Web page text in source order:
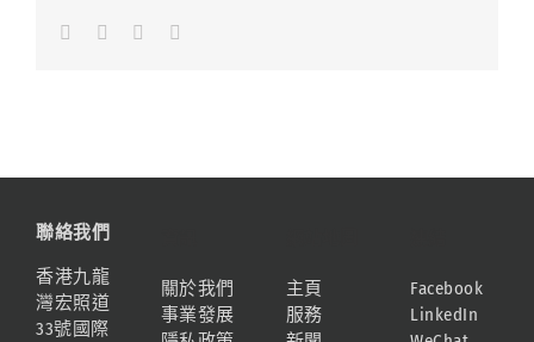
FacebookLinkedInWhatsapp
聯絡我們
香港九龍
灣宏照道
33號國際
關於我們
事業發展
主頁
服務
Facebook
LinkedIn